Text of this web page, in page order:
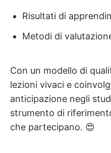
Risultati di
Metodi di
Con un modello di
lezioni vivaci e
anticipazione negli
strumento di
che partecipano. 😍